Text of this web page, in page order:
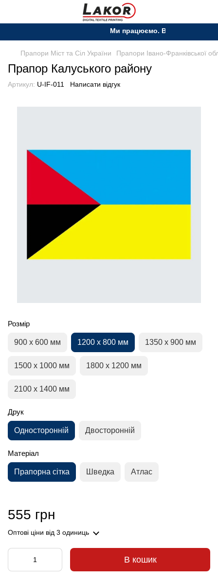
Ми працюємо. Все буде Україна!
Прапори Міст та Сіл України Прапори Івано-Франківської
Прапор Калуського району
Артикул: U-IF-011 Написати відгук
Розмір
900 х 600 мм 1200 х 800 мм 1350 х 900 мм
1500 х 1000 мм 1800 х 1200 мм
2100 х 1400 мм
Друк
Односторонній Двосторонній
Матеріал
Прапорна сітка Шведка Атлас
555 грн
Оптові ціни від 3 одиниць
В кошик